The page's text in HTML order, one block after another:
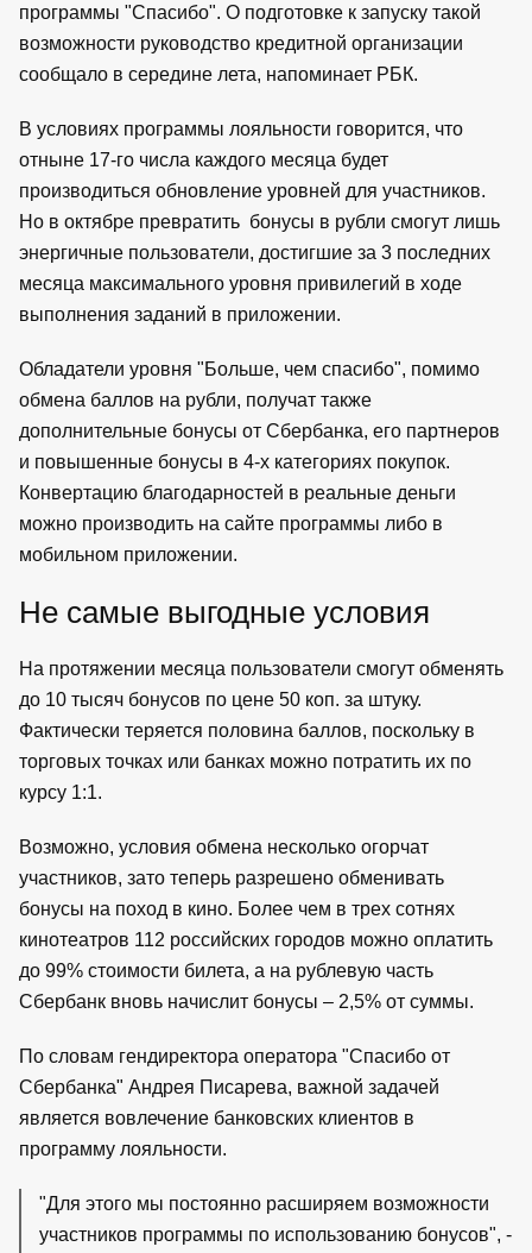
программы "Спасибо". О подготовке к запуску такой
возможности руководство кредитной организации
сообщало в середине лета, напоминает РБК.
В условиях программы лояльности говорится, что
отныне 17-го числа каждого месяца будет
производиться обновление уровней для участников.
Но в октябре превратить бонусы в рубли смогут лишь
энергичные пользователи, достигшие за 3 последних
месяца максимального уровня привилегий в ходе
выполнения заданий в приложении.
Обладатели уровня "Больше, чем спасибо", помимо
обмена баллов на рубли, получат также
дополнительные бонусы от Сбербанка, его партнеров
и повышенные бонусы в 4-х категориях покупок.
Конвертацию благодарностей в реальные деньги
можно производить на сайте программы либо в
мобильном приложении.
Не самые выгодные условия
На протяжении месяца пользователи смогут обменять
до 10 тысяч бонусов по цене 50 коп. за штуку.
Фактически теряется половина баллов, поскольку в
торговых точках или банках можно потратить их по
курсу 1:1.
Возможно, условия обмена несколько огорчат
участников, зато теперь разрешено обменивать
бонусы на поход в кино. Более чем в трех сотнях
кинотеатров 112 российских городов можно оплатить
до 99% стоимости билета, а на рублевую часть
Сбербанк вновь начислит бонусы – 2,5% от суммы.
По словам гендиректора оператора "Спасибо от
Сбербанка" Андрея Писарева, важной задачей
является вовлечение банковских клиентов в
программу лояльности.
"Для этого мы постоянно расширяем возможности
участников программы по использованию бонусов", -